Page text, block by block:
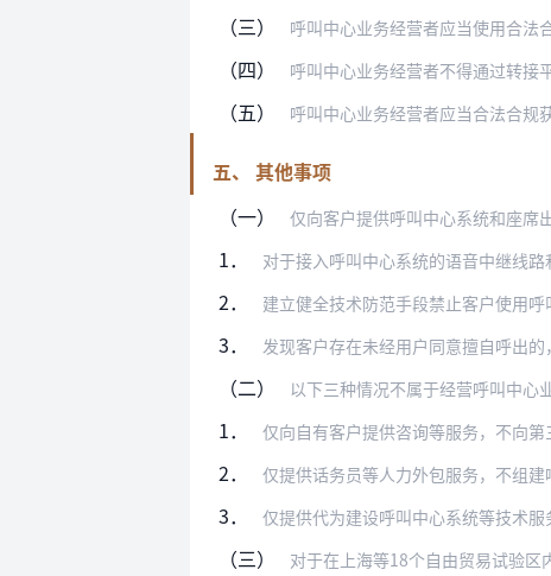
（三） 呼叫中心业务经营者应当使用合法
（四） 呼叫中心业务经营者不得通过转接
（五） 呼叫中心业务经营者应当合法合规
五、 其他事项
（一）
仅向客户提供呼叫中心系统和座席
1． 对于接入呼叫中心系统的语音中继线
2． 建立健全技术防范手段禁止客户使用呼
3． 发现客户存在未经用户同意擅自呼出
（二） 以下三种情况不属于经营呼叫中心
1． 仅向自有客户提供咨询等服务，不向第三方
2． 仅提供话务员等人力外包服务，不组建
3． 仅提供代为建设呼叫中心系统等技术服
（三） 对于在上海等18个自由贸易试验区内设立